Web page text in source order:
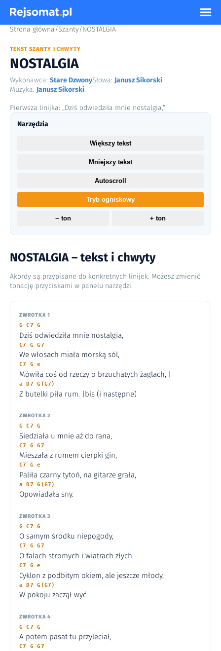
Strona główna/Szanty/NOSTALGIA
TEKST SZANTY I CHWYTY
NOSTALGIA
Wykonawca: Stare DzwonySłowa: Janusz Sikorski
Muzyka: Janusz Sikorski
Pierwsza linijka: „Dziś odwiedziła mnie nostalgia,”
NOSTALGIA – tekst i chwyty
Akordy są przypisane do konkretnych linijek. Możesz zmienić
tonację przyciskami w panelu narzędzi.
ZWROTKA 1
G C7 G
Dziś odwiedziła mnie nostalgia,
C7 G G7
We włosach miała morską sól,
C7 G e
Mówiła coś od rzeczy o brzuchatych żaglach, |
a D7 G(G7)
Z butelki piła rum. |bis (i następne)
ZWROTKA 2
G C7 G
Siedziała u mnie aż do rana,
C7 G G7
Mieszała z rumem cierpki gin,
C7 G e
Paliła czarny tytoń, na gitarze grała,
a D7 G(G7)
Opowiadała sny.
ZWROTKA 3
G C7 G
O samym środku niepogody,
C7 G G7
O falach stromych i wiatrach złych.
C7 G e
Cyklon z podbitym okiem, ale jeszcze młody,
a D7 G(G7)
W pokoju zaczął wyć.
ZWROTKA 4
G C7 G
A potem pasat tu przyleciał,
C7 G G7
Narzędzia
Większy tekst
Mniejszy tekst
Autoscroll
Tryb ogniskowy
− ton + ton